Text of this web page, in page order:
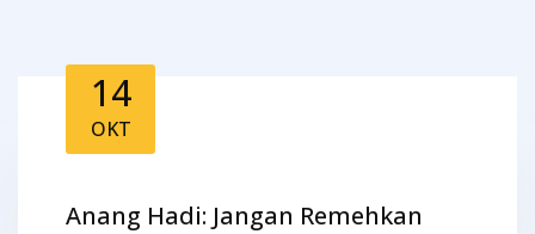
14
OKT
Anang Hadi: Jangan Remehkan